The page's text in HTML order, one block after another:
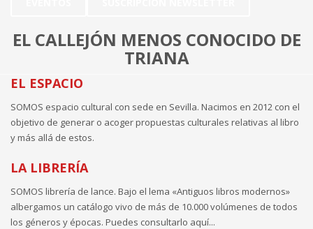
EL CALLEJÓN MENOS CONOCIDO DE
TRIANA
EL ESPACIO
SOMOS espacio cultural con sede en Sevilla. Nacimos en 2012 con el
objetivo de generar o acoger propuestas culturales relativas al libro
y más allá de estos.
LA LIBRERÍA
SOMOS librería de lance. Bajo el lema «Antiguos libros modernos»
albergamos un catálogo vivo de más de 10.000 volúmenes de todos
los géneros y épocas. Puedes consultarlo aquí...